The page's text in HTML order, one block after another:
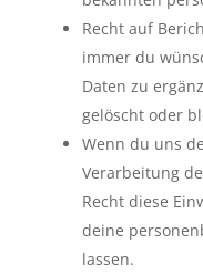
Recht auf
immer du
Daten zu
gelöscht oder
Wenn du uns
Verarbeitung
Recht diese
deine
lassen.